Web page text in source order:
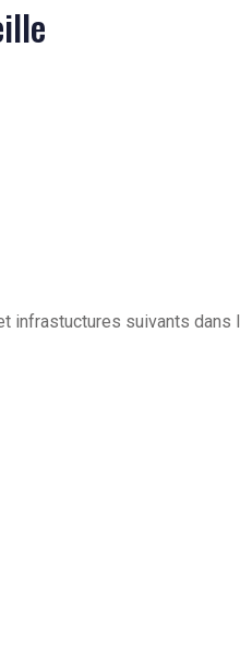
infrastuctures suivants dans